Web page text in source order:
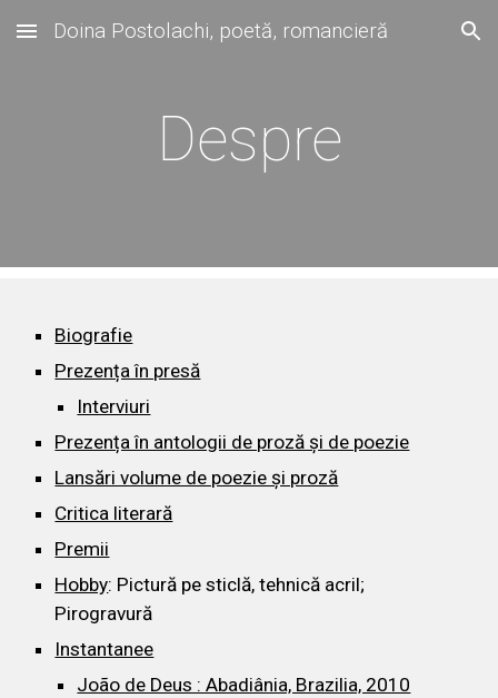
Skip to main content Skip to navigation
Doina Postolachi, poetă, romancieră
Despre
Biografie
Prezența în presă
Interviuri
Prezența în antologii de proză și de poezie
Lansări volume de poezie și proză
Critica literară
Premii
Hobby: Pictură pe sticlă, tehnică acril;
Pirogravură
Instantanee
João de Deus : Abadiânia, Brazilia, 2010